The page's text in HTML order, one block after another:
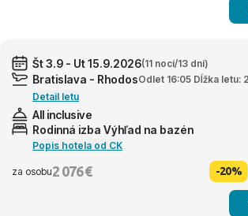
Št 3.9 - Ut 15.9.2026(11 nocí/13 dní)
Bratislava - RhodosOdlet 16:05 Dĺžka letu:
Detail letu
All inclusive
Rodinná izba Výhľad na bazén
Popis hotela od CK
za osobu2 076 € -20%